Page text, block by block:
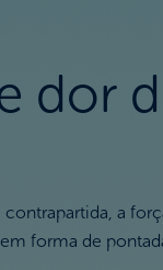
dor
contrapartida, a
forma de